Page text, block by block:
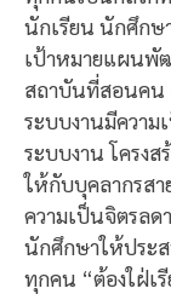
นักเรียน นักศึกษ
เป้าหมายแผนพั
สถาบันที่สอนคน
ระบบงานมีความ
ระบบงาน โครง
ให้กับบุคลากรส
ความเป็นจิตรลด
นักศึกษาให้ประ
ทุกคน “ต้องใฝ่เ